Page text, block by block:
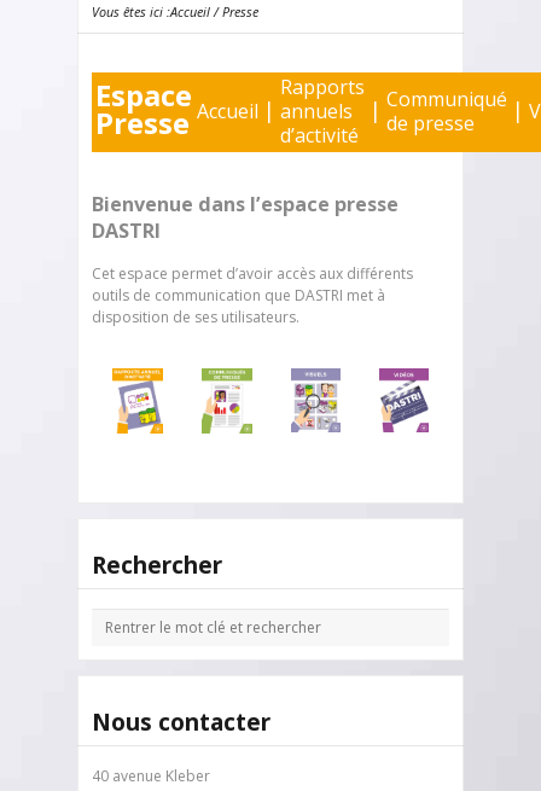
Vous êtes ici :Accueil/ Presse
Espace
Presse Accueil |
Rapports
annuels
d’activité
| Communiqué
de presse
|
Bienvenue dans l’espace presse
DASTRI
Cet espace permet d’avoir accès aux différents
outils de communication que DASTRI met à
disposition de ses utilisateurs.
Rechercher
Nous contacter
40 avenue Kleber